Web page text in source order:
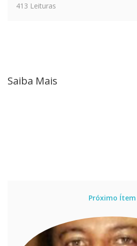
413 Leituras
Saiba Mais
Próximo Ítem